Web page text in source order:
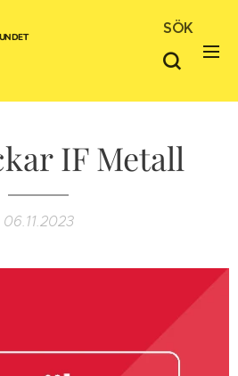
SÖK
IF Metall
06.11.2023